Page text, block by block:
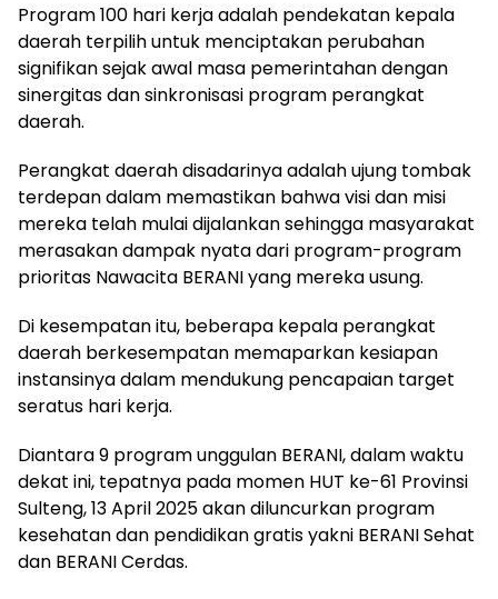
Program 100 hari kerja adalah pendekatan kepala
daerah terpilih untuk menciptakan perubahan
signifikan sejak awal masa pemerintahan dengan
sinergitas dan sinkronisasi program perangkat
daerah.
Perangkat daerah disadarinya adalah ujung tombak
terdepan dalam memastikan bahwa visi dan misi
mereka telah mulai dijalankan sehingga masyarakat
merasakan dampak nyata dari program-program
prioritas Nawacita BERANI yang mereka usung.
Di kesempatan itu, beberapa kepala perangkat
daerah berkesempatan memaparkan kesiapan
instansinya dalam mendukung pencapaian target
seratus hari kerja.
Diantara 9 program unggulan BERANI, dalam waktu
dekat ini, tepatnya pada momen HUT ke-61 Provinsi
Sulteng, 13 April 2025 akan diluncurkan program
kesehatan dan pendidikan gratis yakni BERANI Sehat
dan BERANI Cerdas.